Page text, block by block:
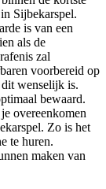
Sijbekarspel.
is van een
als de
zal
voorbereid op
wenselijk is.
bewaard.
overeenkomen
Zo is het
te huren.
maken van